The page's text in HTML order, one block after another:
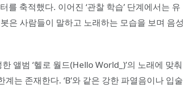
축적했다. 이어진 ‘관찰 학습’ 단계에서는 유
은 사람들이 말하고 노래하는 모습을 보며 음성
앨범 ‘헬로 월드(Hello World_)’의 노래에 맞춰
는 존재한다. ‘B’와 같은 강한 파열음이나 입술